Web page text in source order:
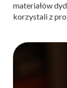
materiałów
korzystali z